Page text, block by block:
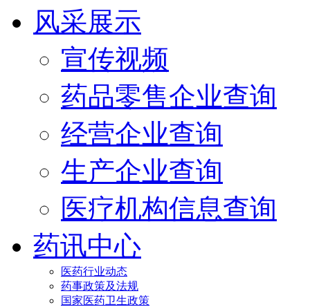
风采展示
宣传视频
药品零售企业查询
经营企业查询
生产企业查询
医疗机构信息查询
药讯中心
医药行业动态
药事政策及法规
国家医药卫生政策